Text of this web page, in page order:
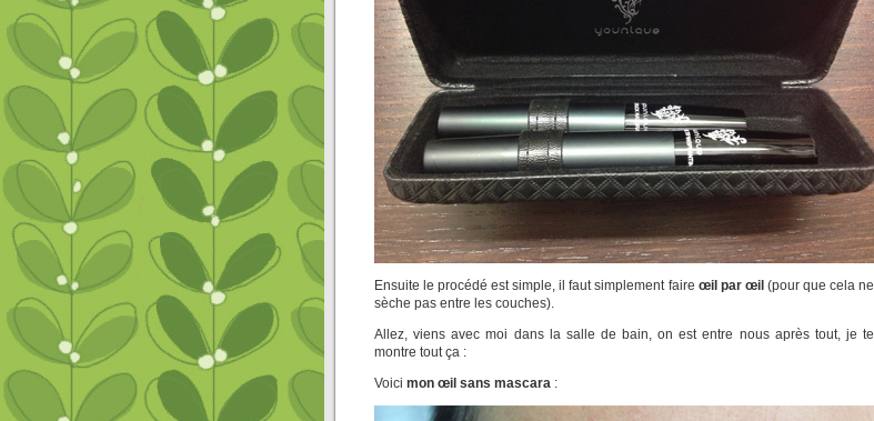
Ensuite le procédé est simple, il faut simplement faire œil par œil (pour que cela ne
sèche pas entre les couches).
Allez, viens avec moi dans la salle de bain, on est entre nous après tout, je te
montre tout ça :
Voici mon œil sans mascara :